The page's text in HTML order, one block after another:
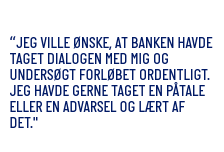
“JEG VILLE ØNSKE, AT BANKEN HAVDE
TAGET DIALOGEN MED MIG OG
UNDERSØGT FORLØBET ORDENTLIGT.
JEG HAVDE GERNE TAGET EN PÅTALE
ELLER EN ADVARSEL OG LÆRT AF
DET."